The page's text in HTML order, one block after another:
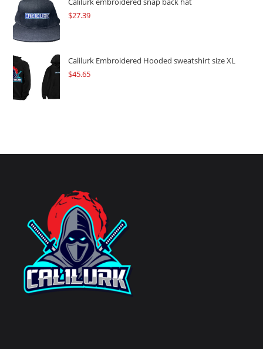
$27.39
Calilurk Embroidered Hooded sweatshirt size XL
$45.65